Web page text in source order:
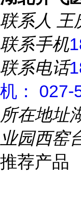
联系人 王
联系手机
联系电话
机： 027-
所在地址
业园西窑
推荐产品